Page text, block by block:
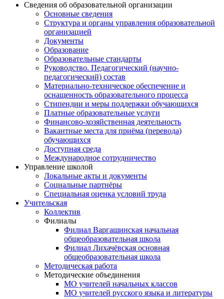
Сведения об образовательной организации
Основные сведения
Структура и органы управления образовательной
организацией
Документы
Образование
Образовательные стандарты
Руководство. Педагогический (научно-
педагогический) состав
Материально-техническое обеспечение и
оснащенность образовательного процесса
Стипендии и меры поддержки обучающихся
Платные образовательные услуги
Финансово-хозяйственная деятельность
Вакантные места для приёма (перевода)
обучающихся
Доступная среда
Международное сотрудничество
Управление школой
Локальные акты и документы
Социальные партнёры
Специальная оценка условий труда
Учительская
Коллектив
Филиалы
Филиал Варгашинская начальная
общеобразовательная школа
Филиал Лихачёвская основная
общеобразовательная школа
Методическая работа
Методические объединения
МО учителей начальных классов
МО учителей русского языка и литературы